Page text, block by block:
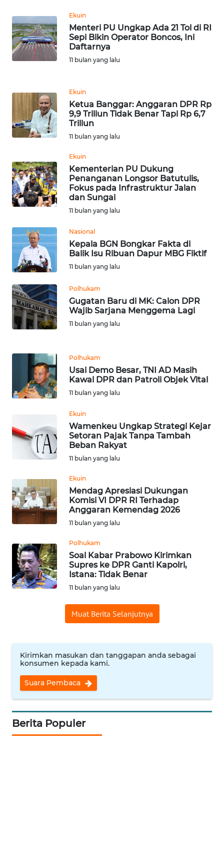
Ekuin
Menteri PU Ungkap Ada 21 Tol di RI
Sepi Bikin Operator Boncos, Ini
Daftarnya
11 bulan yang lalu
Ekuin
Ketua Banggar: Anggaran DPR Rp
9,9 Triliun Tidak Benar Tapi Rp 6,7
Triliun
11 bulan yang lalu
Ekuin
Kementerian PU Dukung
Penanganan Longsor Batutulis,
Fokus pada Infrastruktur Jalan
dan Sungai
11 bulan yang lalu
Nasional
Kepala BGN Bongkar Fakta di
Balik Isu Ribuan Dapur MBG Fiktif
11 bulan yang lalu
Polhukam
Gugatan Baru di MK: Calon DPR
Wajib Sarjana Menggema Lagi
11 bulan yang lalu
Polhukam
Usai Demo Besar, TNI AD Masih
Kawal DPR dan Patroli Objek Vital
11 bulan yang lalu
Ekuin
Wamenkeu Ungkap Strategi Kejar
Setoran Pajak Tanpa Tambah
Beban Rakyat
11 bulan yang lalu
Ekuin
Mendag Apresiasi Dukungan
Komisi VI DPR RI Terhadap
Anggaran Kemendag 2026
11 bulan yang lalu
Polhukam
Soal Kabar Prabowo Kirimkan
Supres ke DPR Ganti Kapolri,
Istana: Tidak Benar
11 bulan yang lalu
Muat Berita Selanjutnya
Kirimkan masukan dan tanggapan anda sebagai
konsumen kepada kami.
Suara Pembaca
Berita Populer
SERDANG
WN
PAKPAK
WN
BEKASI
BOGOR
WN
DEPOK
WN
TAPANULI
UTARA
WN
PADANG
LAWAS
SUMEDANG
WN
WN
KEPULAUAN
SERIBU
WN
TANGERANG
WN
BINJAI
WN
INDRAMAYU
WN
KUNINGAN
WN